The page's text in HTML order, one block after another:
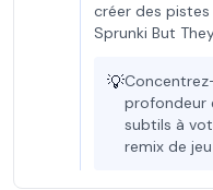
créer des
Sprunki But
💡
profondeur
subtils à
remix de